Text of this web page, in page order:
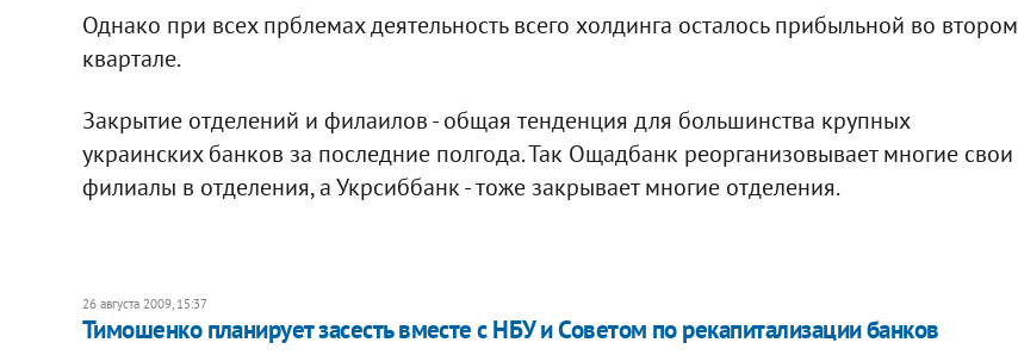
Однако при всех прблемах деятельность всего холдинга осталось прибыльной во втором
квартале.
Закрытие отделений и филаилов - общая тенденция для большинства крупных
украинских банков за последние полгода. Так Ощадбанк реорганизовывает многие свои
филиалы в отделения, а Укрсиббанк - тоже закрывает многие отделения.
26 августа 2009, 15:37
Тимошенко планирует засесть вместе с НБУ и Советом по рекапитализации банков